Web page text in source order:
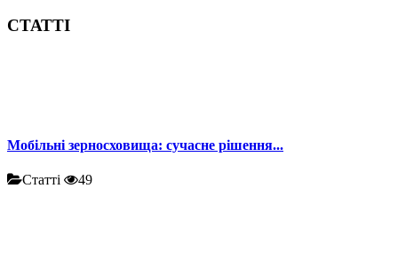
СТАТТІ
Мобільні зерносховища: сучасне рішення...
Статті 49